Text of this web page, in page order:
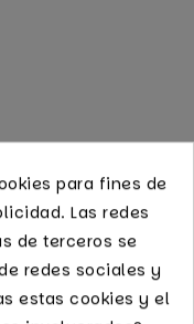
para fines de
Las redes
de terceros se
redes sociales y
estas cookies y el